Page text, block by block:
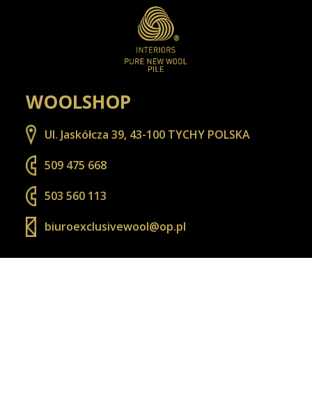
WOOLSHOP
Ul. Jaskółcza 39, 43-100 TYCHY POLSKA
509 475 668
503 560 113
biuroexclusivewool@op.pl